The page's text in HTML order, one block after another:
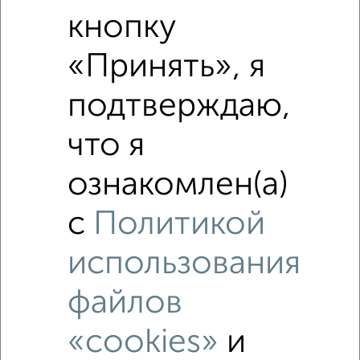
Похожие предложения рядом
2‑комнатные квартиры недалеко от
кнопку
«Принять», я
подтверждаю,
что я
ознакомлен(а)
с Политикой
использования
файлов
«cookies» и